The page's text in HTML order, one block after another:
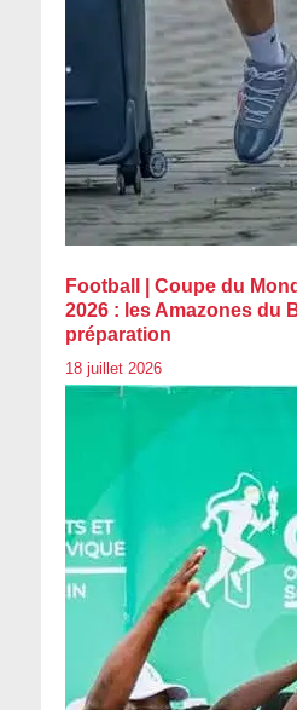
Football | Coupe du
2026 : les Amazones du
préparation
18 juillet 2026